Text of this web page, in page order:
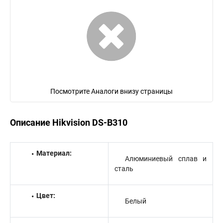
Посмотрите Аналоги внизу страницы
Описание Hikvision DS-B310
Материал:
Алюминиевый сплав и
сталь
Цвет:
Белый